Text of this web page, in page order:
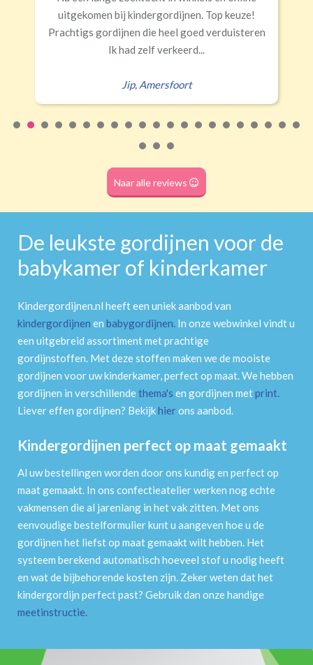
(wave plooi)
Roede
(tunnel)
(dubbele tunnel)
Half verduisterend Volledige verduisterend
€34,95 per stuk
Erald,Zeist
Naar alle reviews
De leukste gordijnen voor de
babykamer of kinderkamer
Kindergordijnen.nl heeft een uniek aanbod van
kindergordijnen en babygordijnen. In onze webwinkel vindt u
een uitgebreid assortiment met prachtige
gordijnstoffen. Met deze stoffen maken we de mooiste
gordijnen voor uw kinderkamer, perfect op maat. We hebben
gordijnen in verschillendethema's en gordijnen metprint.
Liever effen gordijnen? Bekijkhierons aanbod.
Kindergordijnen perfect op maat gemaakt
Al uw bestellingen worden door ons kundig en perfect op
maat gemaakt. In ons confectieatelier werken nog echte
vakmensen die al jarenlang in het vak zitten. Met ons
eenvoudige bestelformulier kunt u aangeven hoe u de
gordijnen het liefst op maat gemaakt wilt hebben. Het
systeem berekend automatisch hoeveel stof u nodig heeft
en wat de bijbehorende kosten zijn. Zeker weten dat het
kindergordijn perfect past? Gebruik dan onze handige
meetinstructie.